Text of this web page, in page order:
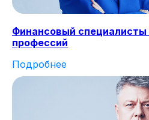
Финансовый
профессий
Подробнее